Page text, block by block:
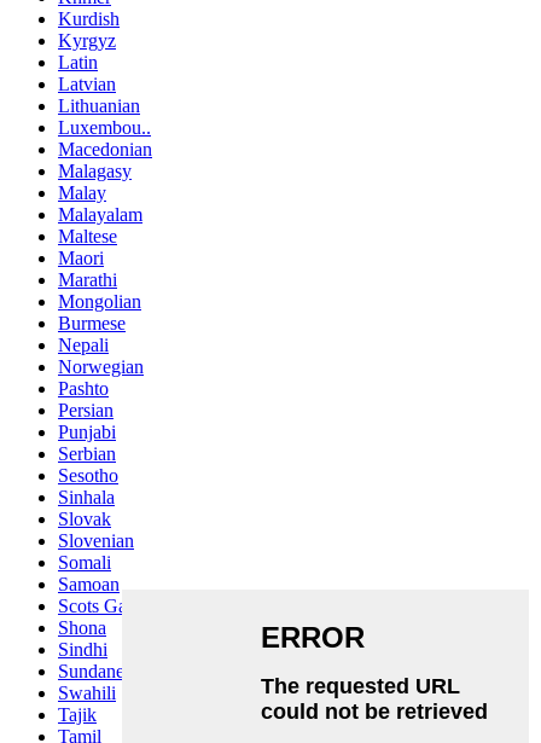
Kurdish
Kyrgyz
Latin
Latvian
Lithuanian
Luxembou..
Macedonian
Malagasy
Malay
Malayalam
Maltese
Maori
Marathi
Mongolian
Burmese
Nepali
Norwegian
Pashto
Persian
Punjabi
Serbian
Sesotho
Sinhala
Slovak
Slovenian
Somali
Samoan
Scots Gaelic
Shona
Sindhi
Sundanese
Swahili
Tajik
Tamil